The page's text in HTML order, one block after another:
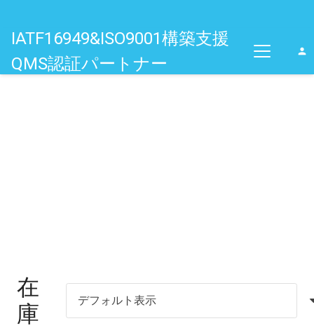
IATF16949&ISO9001構築支援
QMS認証パートナー
person
在
庫